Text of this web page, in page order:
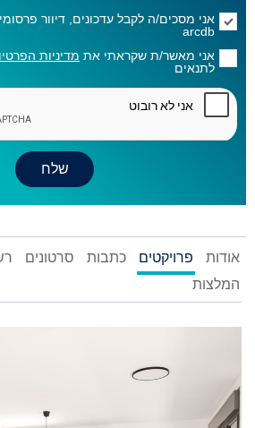
אני מסכים/ה לקבל עדכונים, דיוור
arcdb
אני מאשר/ת שקראתי את מדיניות
לתנאים
אודות פרויקטים כתבות סרטונים
המלצות